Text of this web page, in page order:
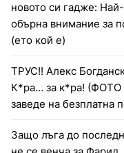
новото си гадже:
обърна внимание за
(ето кой е)
ТРУС!! Алекс
К*ра… за к*ра!
заведе на безплатна
Защо лъга до